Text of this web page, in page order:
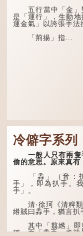
五行當中「金」對
是「運行」，生動
運金氣」以誇張手法
「荊揚」指...
冷僻字系列
一般人只有兩隻
偷的意思。原來真有
「掱」（音：扒
手」，即為扒手。
手」。
清·徐珂《清稗類
綹賊曰掱手，猶言扒
其中「翦綹」即
稱。而「掱手」也就